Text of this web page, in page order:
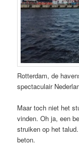
Rotterdam, de
spectaculair
Maar toch niet het
vinden. Oh ja, een
struiken op het
beton.